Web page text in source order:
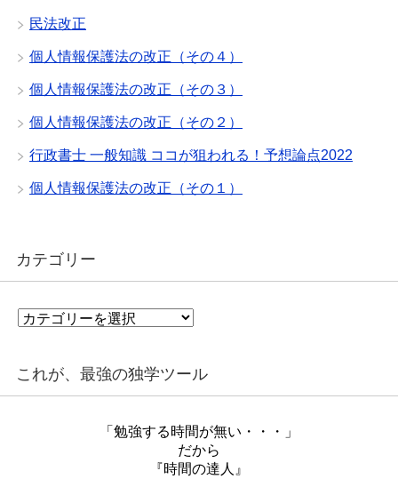
民法改正
個人情報保護法の改正（その４）
個人情報保護法の改正（その３）
個人情報保護法の改正（その２）
行政書士 一般知識 ココが狙われる！予想論点2022
個人情報保護法の改正（その１）
カテゴリー
カ
リ
これが、最強の独学ツール
「勉強する時間が無い・・・」
だから
『時間の達人』